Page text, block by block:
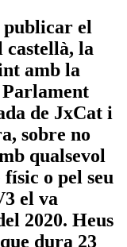
el
la
amb la
de JxCat i
sobre no
qualsevol
físic o pel seu
el va
2020. Heus
dura 23